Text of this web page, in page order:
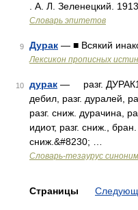
. А. Л. Зеленецкий.
Словарь эпитетов
9 Дурак — ■ Всякий
Лексикон прописных истин
10 дурак — разг. ДУРАК1,
дебил, разг. дуралей,
разг. сниж. дурачина,
идиот, разг. сниж.,
сниж.&#8230; …
Словарь-тезаурус
Страницы